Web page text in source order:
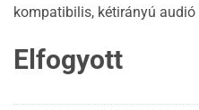
kompatibilis, kétirányú audió
Elfogyott